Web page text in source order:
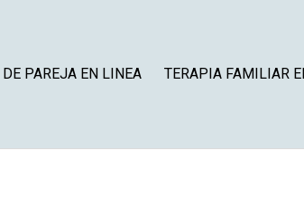
PAREJA EN LINEA TERAPIA FAMILIAR